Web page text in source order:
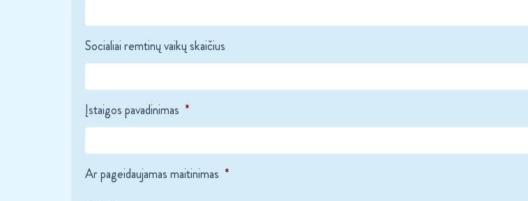
Socialiai remtinų vaikų skaičius
Įstaigos pavadinimas *
Ar pageidaujamas maitinimas *